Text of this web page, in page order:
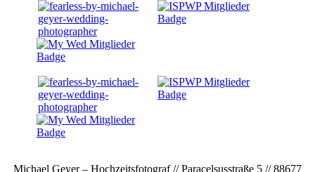
Michael Geyer – Hochzeitsfotograf // Paracelsusstraße 5 // 88677